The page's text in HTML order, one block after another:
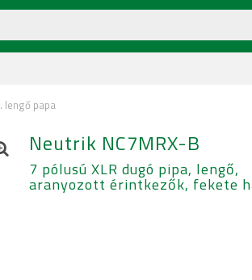
lengő papa
Neutrik NC7MRX-B
7 pólusú XLR dugó pipa, lengő,
aranyozott érintkezők, fekete